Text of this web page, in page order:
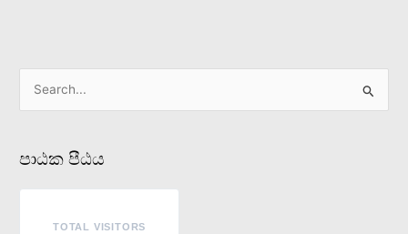
r
c
පාඨක පීඨය
TOTAL VISITORS